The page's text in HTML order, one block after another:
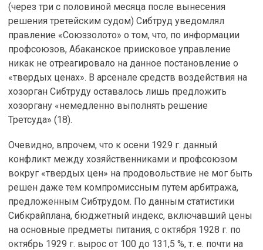
(через три с половиной месяца после вынесения
решения третейским судом) Сибтруд уведомлял
правление «Союззолото» о том, что, по информации
профсоюзов, Абаканское приисковое управление
никак не отреагировало на данное постановление о
«твердых ценах». В арсенале средств воздействия на
хозорган Сибтруду оставалось лишь предложить
хозоргану «немедленно выполнять решение
Третсуда» (18).
Очевидно, впрочем, что к осени 1929 г. данный
конфликт между хозяйственниками и профсоюзом
вокруг «твердых цен» на продовольствие не мог быть
решен даже тем компромиссным путем арбитража,
предложенным Сибтрудом. По данным статистики
Сибкрайплана, бюджетный индекс, включавший цены
на основные предметы питания, с октября 1928 г. по
октябрь 1929 г. вырос от 100 до 131,5 %, т. е. почти на